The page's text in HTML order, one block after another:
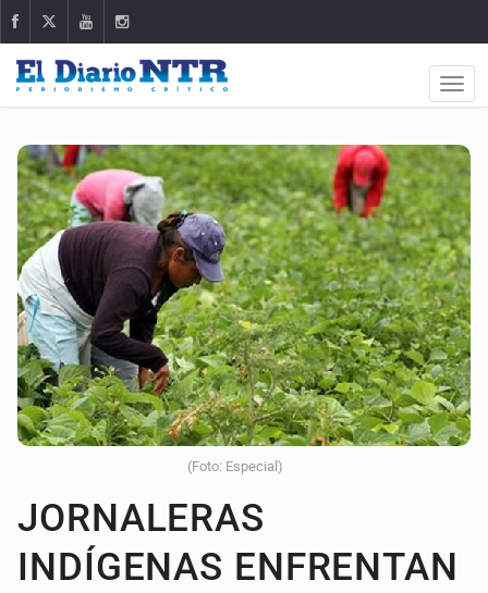
(Foto: Especial)
JORNALERAS
INDÍGENAS ENFRENTAN